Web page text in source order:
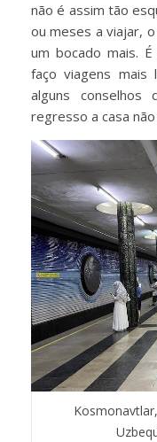
não é assim tão
ou meses a viajar,
um bocado mais.
faço viagens
alguns
regresso a casa